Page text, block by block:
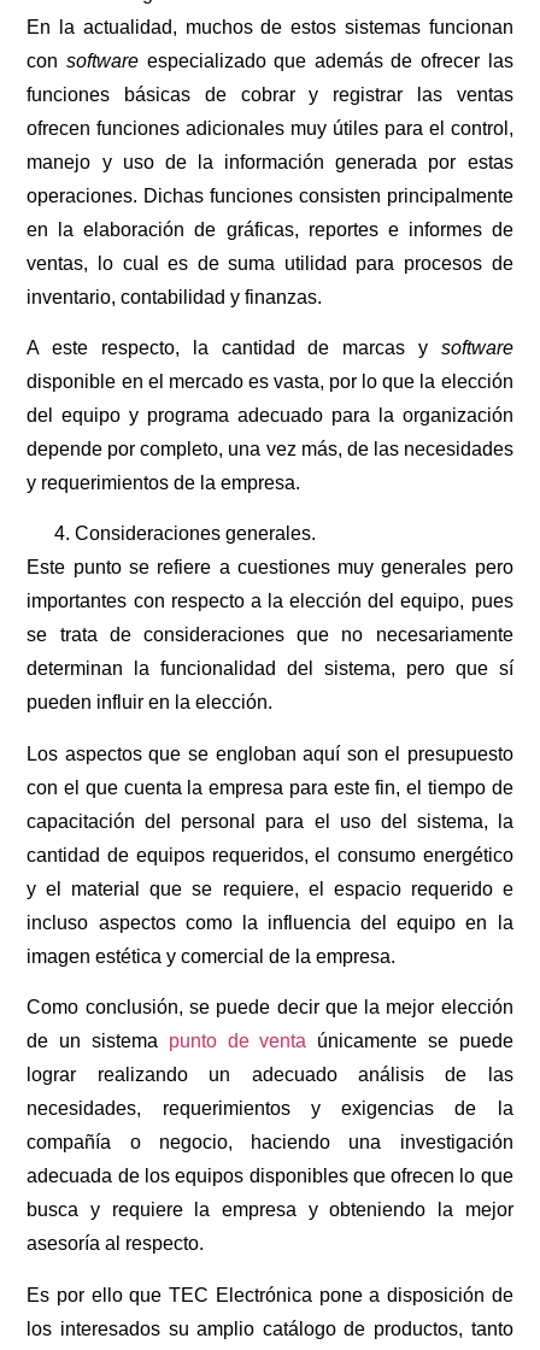
En la actualidad, muchos de estos sistemas funcionan
con software especializado que además de ofrecer las
funciones básicas de cobrar y registrar las ventas
ofrecen funciones adicionales muy útiles para el control,
manejo y uso de la información generada por estas
operaciones. Dichas funciones consisten principalmente
en la elaboración de gráficas, reportes e informes de
ventas, lo cual es de suma utilidad para procesos de
inventario, contabilidad y finanzas.
A este respecto, la cantidad de marcas y software
disponible en el mercado es vasta, por lo que la elección
del equipo y programa adecuado para la organización
depende por completo, una vez más, de las necesidades
y requerimientos de la empresa.
Consideraciones generales.
Este punto se refiere a cuestiones muy generales pero
importantes con respecto a la elección del equipo, pues
se trata de consideraciones que no necesariamente
determinan la funcionalidad del sistema, pero que sí
pueden influir en la elección.
Los aspectos que se engloban aquí son el presupuesto
con el que cuenta la empresa para este fin, el tiempo de
capacitación del personal para el uso del sistema, la
cantidad de equipos requeridos, el consumo energético
y el material que se requiere, el espacio requerido e
incluso aspectos como la influencia del equipo en la
imagen estética y comercial de la empresa.
Como conclusión, se puede decir que la mejor elección
de un sistema punto de venta únicamente se puede
lograr realizando un adecuado análisis de las
necesidades, requerimientos y exigencias de la
compañía o negocio, haciendo una investigación
adecuada de los equipos disponibles que ofrecen lo que
busca y requiere la empresa y obteniendo la mejor
asesoría al respecto.
Es por ello que TEC Electrónica pone a disposición de
los interesados su amplio catálogo de productos, tanto